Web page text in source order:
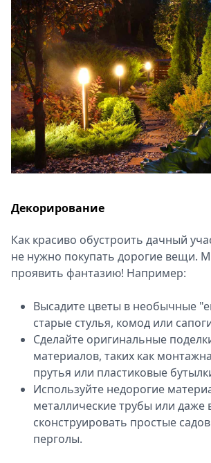
Декорирование
Как красиво обустроить дачный
не нужно покупать дорогие вещи.
проявить фантазию! Например:
Высадите цветы в необычные
старые стулья, комод или
Сделайте оригинальные
материалов, таких как
прутья или пластиковые
Используйте недорогие
металлические трубы или даже
сконструировать простые
перголы.